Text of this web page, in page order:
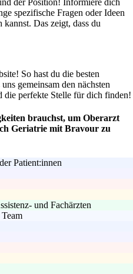
der Position! Informiere dich
spezifische Fragen oder Ideen
Das zeigt, dass du
So hast du die besten
gemeinsam den nächsten
die perfekte Stelle für dich finden!
brauchst, um Oberarzt
Geriatrie mit Bravour zu
Patient:innen
und Fachärzten